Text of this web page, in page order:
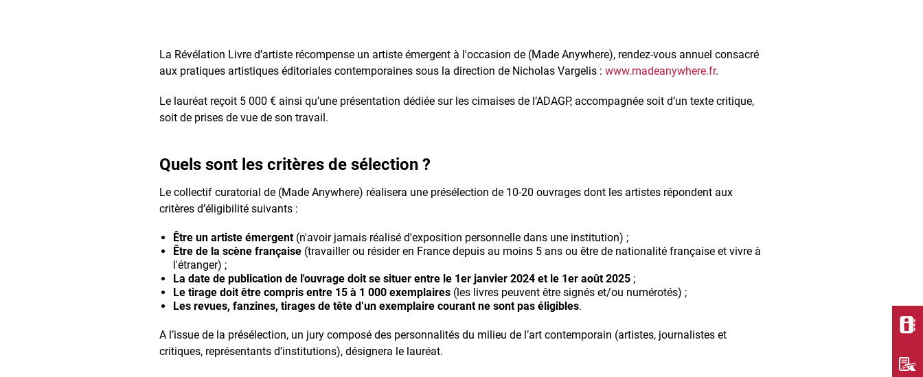
La Révélation Livre d’artiste récompense un artiste émergent à l'occasion de (Made Anywhere), rendez-vous annuel consacré
aux pratiques artistiques éditoriales contemporaines sous la direction de Nicholas Vargelis : www.madeanywhere.fr.
Le lauréat reçoit 5 000 € ainsi qu’une présentation dédiée sur les cimaises de l’ADAGP, accompagnée soit d’un texte critique,
soit de prises de vue de son travail.
Quels sont les critères de sélection ?
Le collectif curatorial de (Made Anywhere) réalisera une présélection de 10-20 ouvrages dont les artistes répondent aux
critères d’éligibilité suivants :
Être un artiste émergent(n'avoir jamais réalisé d'exposition personnelle dans une institution) ;
Être de la scène française (travailler ou résider en France depuis au moins 5 ans ou être de nationalité française et vivre à
l'étranger) ;
La date de publication de l'ouvrage doit se situer entre le 1er janvier 2024 et le 1er août 2025 ;
Le tirage doit être compris entre 15 à 1 000 exemplaires (les livres peuvent être signés et/ou numérotés) ;
Les revues, fanzines, tirages de tête d’un exemplaire courant ne sont pas éligibles.
A l’issue de la présélection, un jury composé des personnalités du milieu de l’art contemporain (artistes, journalistes et
critiques, représentants d’institutions), désignera le lauréat.